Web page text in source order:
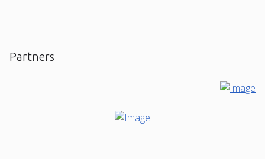
Partners